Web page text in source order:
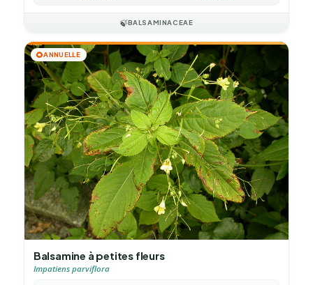
🍃BALSAMINACEAE
🌻ANNUELLE
Balsamine à petites fleurs
Impatiens parviflora